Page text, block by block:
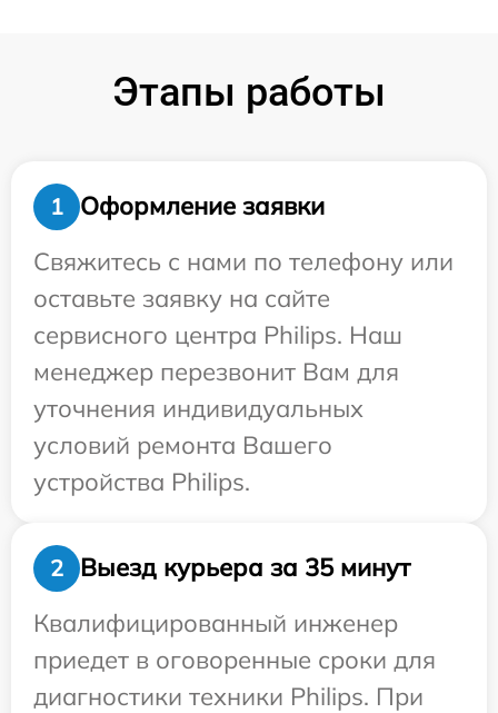
Этапы работы
1
Оформление заявки
Свяжитесь с нами по телефону или
оставьте заявку на сайте
сервисного центра Philips. Наш
менеджер перезвонит Вам для
уточнения индивидуальных
условий ремонта Вашего
устройства Philips.
2
Выезд курьера за 35 минут
Квалифицированный инженер
приедет в оговоренные сроки для
диагностики техники Philips. При